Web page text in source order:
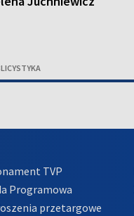
TVP
Programowa
przetargowe